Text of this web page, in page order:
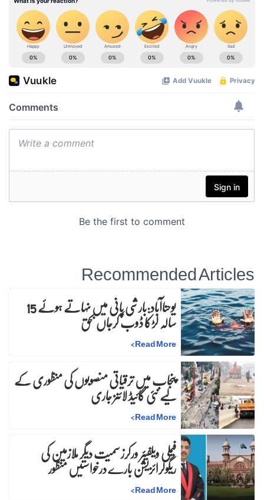
Recommended Articles
یوحناآباد:بارشی پانی میں نہاتے ہوئے 15 سالہ لڑکا ڈوب کرجاں بحق
Read More
>
پنجاب میں ترقیاتی منصوبوں کی منظوری کے
لیے نئی گائیڈ لائنز جاری
Read More
>
فیملی ویلفیئر ورکرز سمیت دیگر ملازمین کی
ریگولرائزیشن بارے درخواستیں منظور
Read More
>